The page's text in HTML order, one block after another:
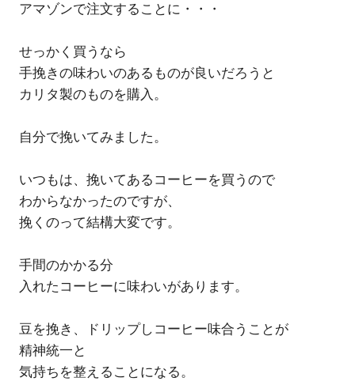
アマゾンで注文することに・・・
せっかく買うなら
手挽きの味わいのあるものが良いだろうと
カリタ製のものを購入。
自分で挽いてみました。
いつもは、挽いてあるコーヒーを買うので
わからなかったのですが、
挽くのって結構大変です。
手間のかかる分
入れたコーヒーに味わいがあります。
豆を挽き、ドリップしコーヒー味合うことが
精神統一と
気持ちを整えることになる。